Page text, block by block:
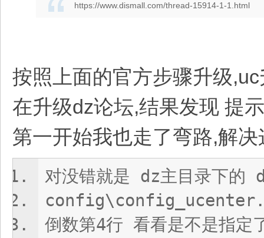
https://www.dismall.com/thread-15914-1-1.html
按照上面的官方步骤升级
在升级dz论坛,结果发现 提
第一开始我也走了弯路,解
对没错就是 dz主目录下的
倒数第4行 看看是不是指